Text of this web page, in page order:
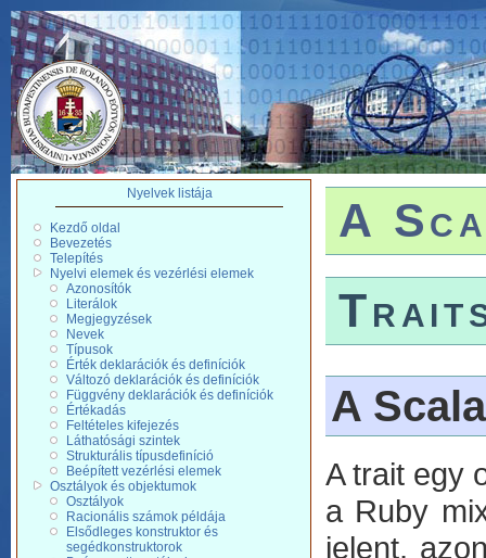
Nyelvek listája
Kezdő oldal
Bevezetés
Telepítés
Nyelvi elemek és vezérlési elemek
Azonosítók
Literálok
Megjegyzések
Nevek
Típusok
Érték deklarációk és definíciók
Változó deklarációk és definíciók
Függvény deklarációk és definíciók
Értékadás
Feltételes kifejezés
Láthatósági szintek
Strukturális típusdefiníció
Beépített vezérlési elemek
Osztályok és objektumok
Osztályok
Racionális számok példája
Elsődleges konstruktor és
segédkonstruktorok
A
A
A trait egy
a Ruby
jelent,